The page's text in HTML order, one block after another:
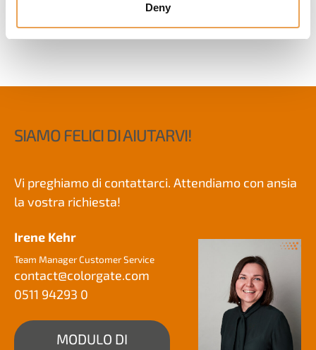
Deny
SIAMO FELICI DI AIUTARVI!
Vi preghiamo di contattarci. Attendiamo con ansia
la vostra richiesta!
Irene Kehr
Team Manager Customer Service
contact@colorgate.com
0511 94293 0
MODULO DI